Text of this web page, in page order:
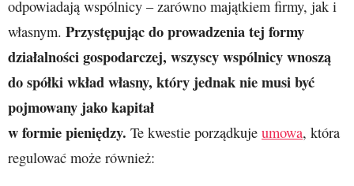
odpowiadają wspólnicy – zarówno majątkiem firmy, jak i
własnym. Przystępując do prowadzenia tej formy
działalności gospodarczej, wszyscy wspólnicy wnoszą
do spółki wkład własny, który jednak nie musi być
pojmowany jako kapitał
w formie pieniędzy. Te kwestie porządkuje umowa, która
regulować może również: